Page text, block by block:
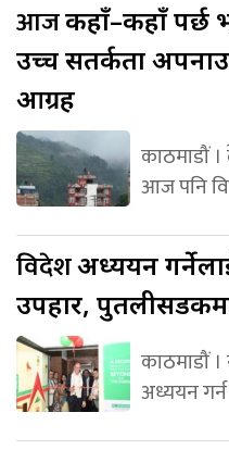
आजकहाँ–कहाँ पर्छ
उच्च सतर्कता
आग्रह
काठमाडौं
आज पनि
विदेशअध्ययन
उपहार,
काठमाडौं
अध्ययन गर्न